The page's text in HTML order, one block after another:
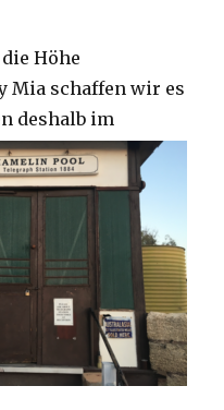
Höhe
Mia schaffen wir es
deshalb im